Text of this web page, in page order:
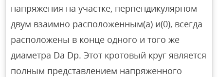
напряжения на участке, перпендикулярном
двум взаимно расположенным(а) и(0), всегда
расположены в конце одного и того же
диаметра Da Dp. Этот кротовый круг является
полным представлением напряженного